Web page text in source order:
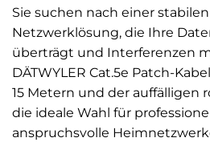
Sie suchen nach einer
Netzwerklösung, die Ihre
überträgt und Interferenzen
DÄTWYLER Cat.5e Patch-
15 Metern und der auffälligen
die ideale Wahl für
anspruchsvolle